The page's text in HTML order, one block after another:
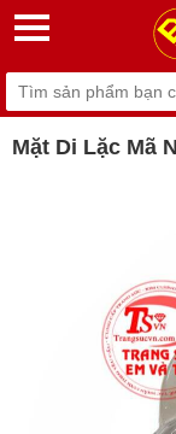
Mặt Di Lặc Mã